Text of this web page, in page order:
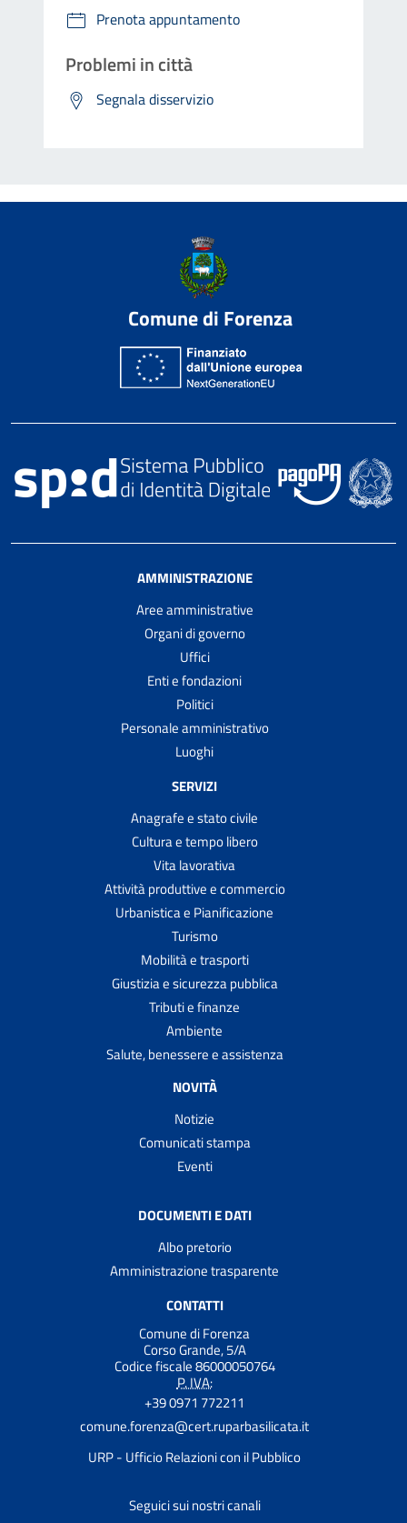
Prenota appuntamento
Problemi in città
Segnala disservizio
Comune di Forenza
AMMINISTRAZIONE
Aree amministrative
Organi di governo
Uffici
Enti e fondazioni
Politici
Personale amministrativo
Luoghi
SERVIZI
Anagrafe e stato civile
Cultura e tempo libero
Vita lavorativa
Attività produttive e commercio
Urbanistica e Pianificazione
Turismo
Mobilità e trasporti
Giustizia e sicurezza pubblica
Tributi e finanze
Ambiente
Salute, benessere e assistenza
NOVITÀ
Notizie
Comunicati stampa
Eventi
DOCUMENTI E DATI
Albo pretorio
Amministrazione trasparente
CONTATTI
Comune di Forenza
Corso Grande, 5/A
Codice fiscale 86000050764
P. IVA:
+39 0971 772211
comune.forenza@cert.ruparbasilicata.it
URP - Ufficio Relazioni con il Pubblico
Seguici sui nostri canali